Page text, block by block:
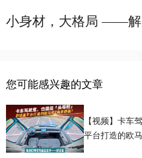
小身材，大格局 ——解
您可能感兴趣的文章
【视频】卡车
平台打造的欧